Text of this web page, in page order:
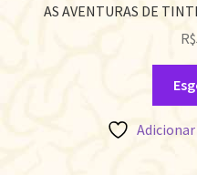
AS AVENTURAS DE
R$